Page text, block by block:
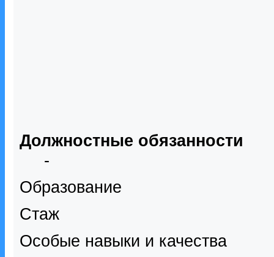
Должностные обязанности
-
Образование
Стаж
Особые навыки и качества